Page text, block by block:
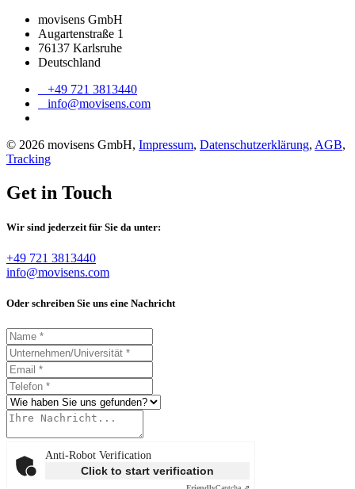
movisens GmbH
Augartenstraße 1
76137 Karlsruhe
Deutschland
+49 721 3813440
info@movisens.com
© 2026 movisens GmbH, Impressum, Datenschutzerklärung, AGB,
Tracking
Get in Touch
Wir sind jederzeit für Sie da unter:
+49 721 3813440
info@movisens.com
Oder schreiben Sie uns eine Nachricht
Anti-Robot Verification
Click to start verification